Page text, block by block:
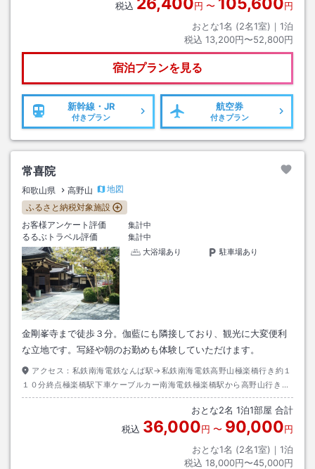
税込
円 〜
円
おとな1名 (2名1室)｜ 1泊
税込 13,200円〜52,800円
宿泊プランを見る
新幹線・JR
付きプラン
航空券
付きプラン
常喜院
和歌山県 高野山
地図
ふるさと納税対象施設
お客様アンケート評価
集計中
るるぶトラベル評価
集計中
大浴場あり
駐車場あり
金剛峯寺まで徒歩３分。伽藍にも隣接しており、観光に大変便利
な立地です。写経や朝のお勤めも体験していただけます。
アクセス： 私鉄南海電鉄なんば駅→私鉄南海電鉄高野山極楽橋行き約１
１０分終点極楽橋駅下車ケーブルカー南海電鉄極楽橋駅から高野山行き約
５分高野山駅下車→南海バス奥之院行き千手院橋停留所下車→徒歩５分も
おとな2名 1泊1部屋 合計
税込 36,000円 〜 90,000円
おとな1名 (2名1室)｜ 1泊
税込 18,000円〜45,000円